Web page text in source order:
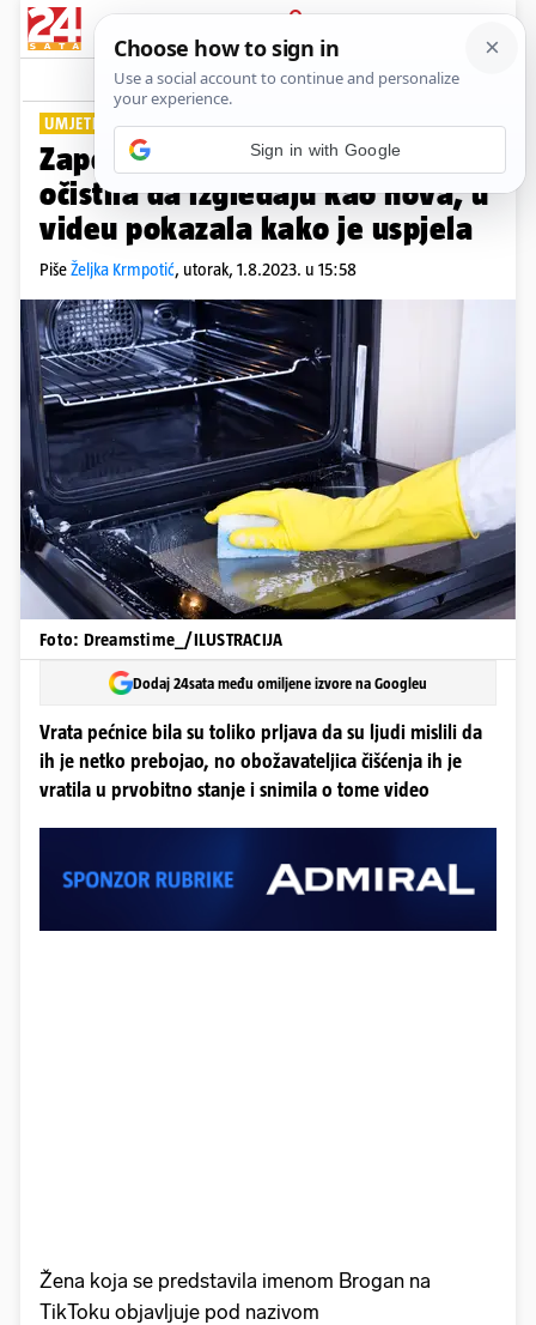
PRIJAVA
Lifestyle Komentari
UMJETNIČKO DJELO
Zapečena i prljava vrata pećnice
očistila da izgledaju kao nova, u
videu pokazala kako je uspjela
PišeŽeljka Krmpotić, utorak, 1.8.2023. u 15:58
Foto: Dreamstime_/ILUSTRACIJA
Dodaj 24sata među omiljene izvore na Googleu
Vrata pećnice bila su toliko prljava da su ljudi mislili da
ih je netko prebojao, no obožavateljica čišćenja ih je
vratila u prvobitno stanje i snimila o tome video
Žena koja se predstavila imenom Brogan na
TikToku objavljuje pod nazivom
Sign in with Google